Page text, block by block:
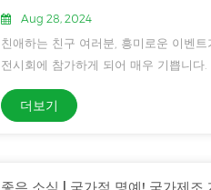
Aug 28, 2024
친애하는 친구 여러분, 흥미로운 이벤
전시회에 참가하게 되어 매우 기쁩니
의 최첨단 혁신을 목격할 준비를 하십
(Electronics)는...
더보기
좋은 소식 | 국가적 명예! 국가제조